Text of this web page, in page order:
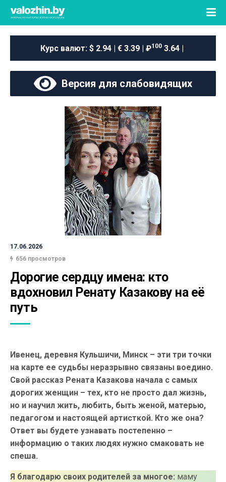
Курс валют: $ 2.94 | € 3.39 | ₽100 3.64 |
Версия для слабовидящих
17.06.2026
656 просмотров
Дорогие сердцу имена: кто
вдохновил Ренату Казакову на её
путь
Ивенец, деревня Кульшичи, Минск – эти три точки
на карте ее судьбы неразрывно связаны воедино.
Свой рассказ Рената Казакова начала с самых
дорогих женщин – тех, кто не просто дал жизнь,
но и научил жить, любить, быть женой, матерью,
педагогом и настоящей артисткой. Кто же она?
Ответ вы будете узнавать постепенно –
информацию о таких людях нужно смаковать не
спеша.
Я благодарю своих родителей за многое: маму